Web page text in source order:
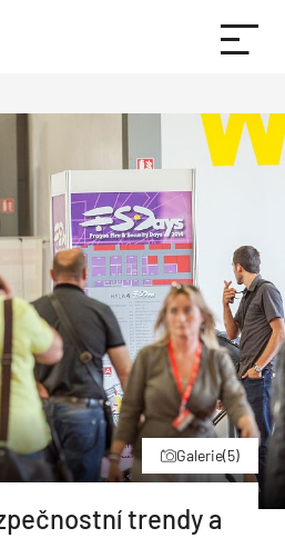
Galerie(5)
trendy a